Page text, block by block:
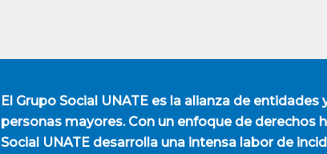
El Grupo Social UNATEes la alianza de entidades
personas mayores. Con un enfoque de derechos
Social UNATE desarrolla una intensa labor de